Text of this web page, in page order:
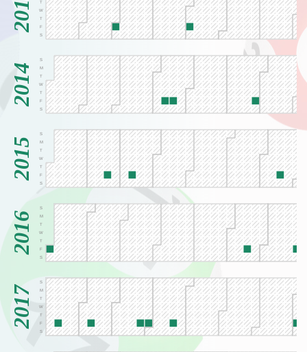
2013
T
W
T
F
S
2014
S
M
T
W
T
F
S
2015
S
M
T
W
T
F
S
2016
S
M
T
W
T
F
S
2017
S
M
T
W
T
F
S